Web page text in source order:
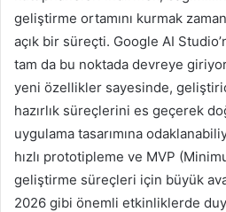
geliştirme ortamını kurmak
açık bir süreçti. Google AI
tam da bu noktada devreye
yeni özellikler sayesinde,
hazırlık süreçlerini es geçerek
uygulama tasarımına
hızlı prototipleme ve MVP
geliştirme süreçleri için büyük
2026 gibi önemli etkinliklerde